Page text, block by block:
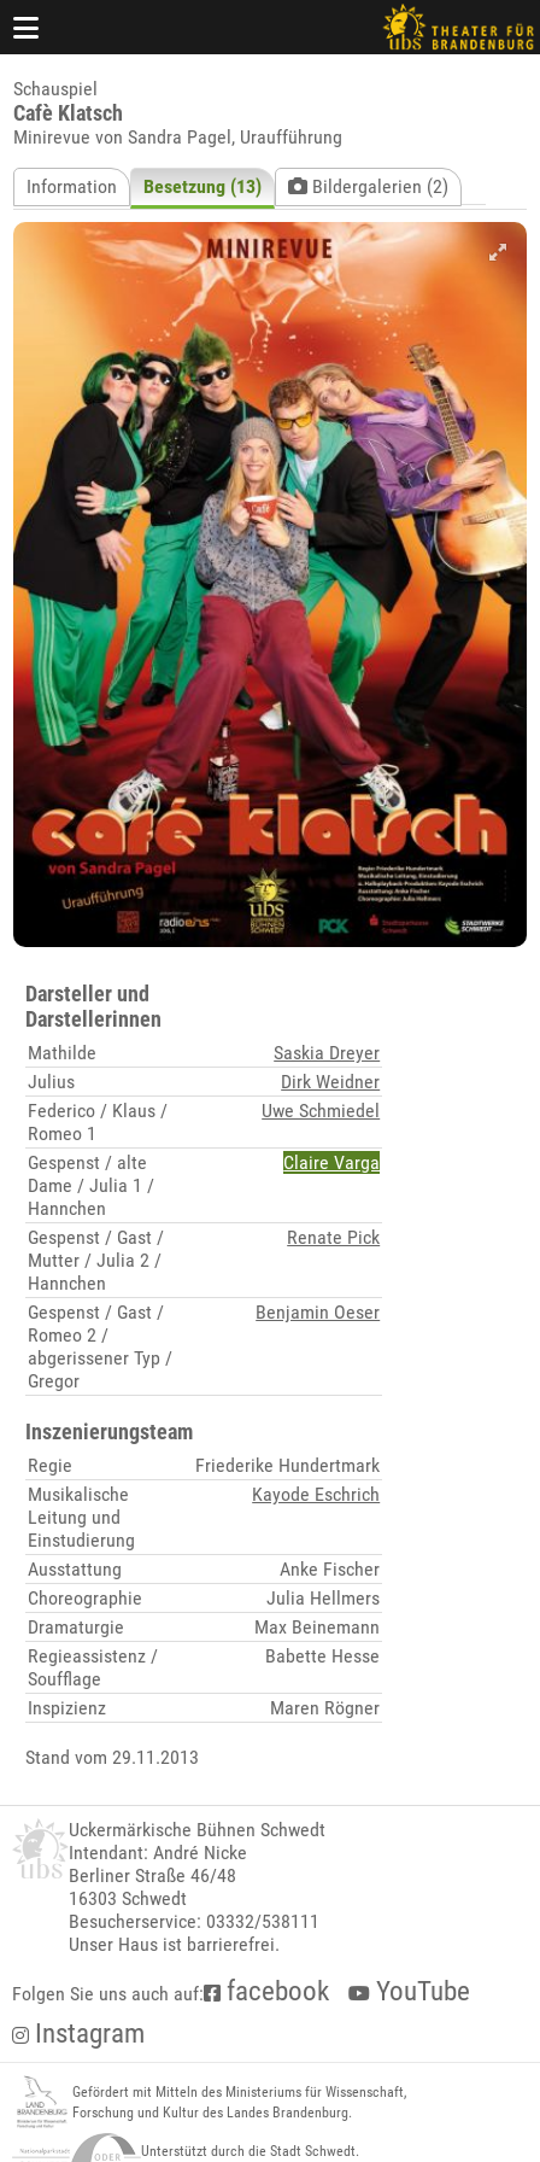
Schauspiel
Cafè Klatsch
Minirevue von Sandra Pagel, Uraufführung
Information Besetzung (13) Bildergalerien (2)
Darsteller und
Darstellerinnen
Mathilde
Saskia Dreyer
Julius
Dirk Weidner
Federico / Klaus /
Romeo 1
Uwe Schmiedel
Gespenst / alte
Dame / Julia 1 /
Hannchen
Claire Varga
Gespenst / Gast /
Mutter / Julia 2 /
Hannchen
Renate Pick
Gespenst / Gast /
Romeo 2 /
abgerissener Typ /
Gregor
Benjamin Oeser
Inszenierungsteam
Regie
Friederike Hundertmark
Musikalische
Leitung und
Einstudierung
Kayode Eschrich
Ausstattung
Anke Fischer
Choreographie
Julia Hellmers
Dramaturgie
Max Beinemann
Regieassistenz /
Soufflage
Babette Hesse
Inspizienz Maren Rögner
Stand vom 29.11.2013
Uckermärkische Bühnen Schwedt
Intendant: André Nicke
Berliner Straße 46/48
16303 Schwedt
Besucherservice: 03332/538111
Unser Haus ist barrierefrei.
Folgen Sie uns auch auf: facebook
YouTube
Instagram
Gefördert mit Mitteln des Ministeriums für Wissenschaft,
Forschung und Kultur des Landes Brandenburg.
Unterstützt durch die Stadt Schwedt.